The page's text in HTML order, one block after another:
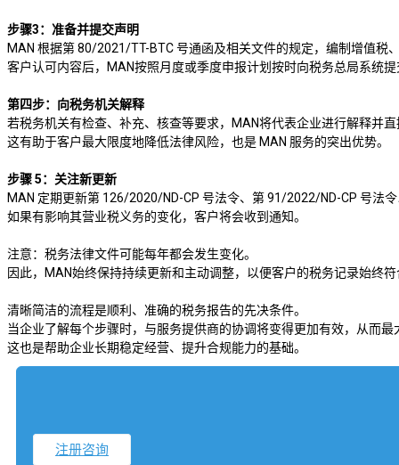
步骤3：准备并提交声明
MAN 根据第 80/2021/TT-BTC 号通函及相关文件的规定，编制增值税
客户认可内容后，MAN按照月度或季度申报计划按时向税务总局系统
第四步：向税务机关解释
若税务机关有检查、补充、核查等要求，MAN将代表企业进行解释并
这有助于客户最大限度地降低法律风险，也是 MAN 服务的突出优势。
步骤 5：关注新更新
MAN 定期更新第 126/2020/ND-CP 号法令、第 91/2022/ND-CP 号法
如果有影响其营业税义务的变化，客户将会收到通知。
注意：税务法律文件可能每年都会发生变化。
因此，MAN始终保持持续更新和主动调整，以便客户的税务记录始终
清晰简洁的流程是顺利、准确的税务报告的先决条件。
当企业了解每个步骤时，与服务提供商的协调将变得更加有效，从而
这也是帮助企业长期稳定经营、提升合规能力的基础。
注册咨询